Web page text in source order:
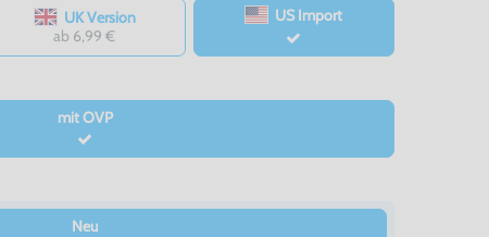
UK Version
ab 6,99 €
US Import
mit OVP
Neu